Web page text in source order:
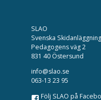
SLAO
Svenska
Pedagogens väg 2
831 40 Östersund
info@slao.se
063-13 23 95
Följ SLAO på